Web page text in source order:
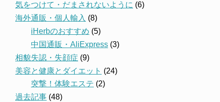
気をつけて・だまされないように (6)
海外通販・個人輸入 (8)
iHerbのおすすめ (5)
中国通販・AliExpress (3)
相貌失認・失顔症 (9)
美容と健康とダイエット (24)
突撃！体験エステ (2)
過去記事 (48)